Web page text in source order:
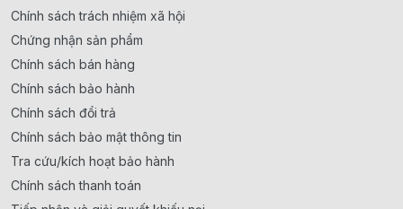
Chính sách trách nhiệm xã hội
Chứng nhận sản phẩm
Chính sách bán hàng
Chính sách bảo hành
Chính sách đổi trả
Chính sách bảo mật thông tin
Tra cứu/kích hoạt bảo hành
Chính sách thanh toán